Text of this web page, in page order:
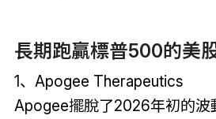
長期跑贏標普500的美
1、Apogee Therapeutics
Apogee擺脫了2026年初的波